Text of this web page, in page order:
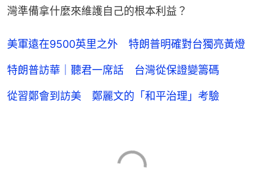
灣準備拿什麼來維護自己的根本利益？
美軍遠在9500英里之外 特朗普明確對台獨亮黃燈
特朗普訪華｜聽君一席話 台灣從保證變籌碼
從習鄭會到訪美 鄭麗文的「和平治理」考驗